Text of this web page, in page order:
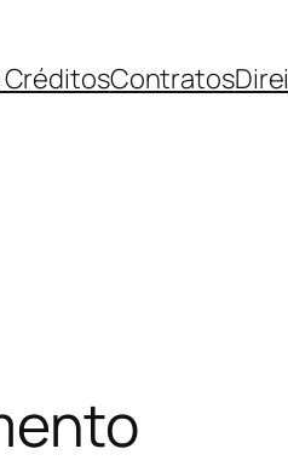
CréditosContratos